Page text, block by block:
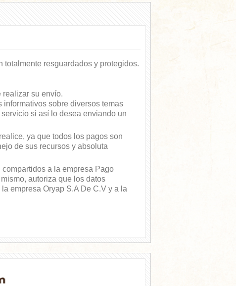
totalmente resguardados y protegidos.
realizar su envío.
sobre diversos temas
si así lo desea enviando un
ya que todos los pagos son
de sus recursos y absoluta
a la empresa Pago
autoriza que los datos
empresa Oryap S.A De C.V y a la